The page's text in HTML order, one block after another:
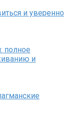
и уверенно
полное
и